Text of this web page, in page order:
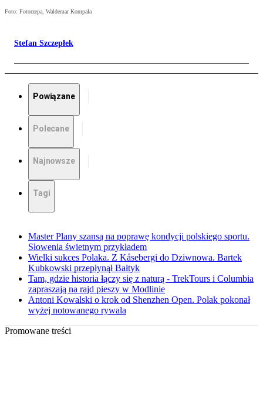
Foto: Fotorzepa, Waldemar Kompała
Stefan Szczepłek
Powiązane
Polecane
Najnowsze
Tagi
Master Plany szansą na poprawę kondycji polskiego sportu.
Słowenia świetnym przykładem
Wielki sukces Polaka. Z Kåsebergi do Dziwnowa. Bartek
Kubkowski przepłynął Bałtyk
Tam, gdzie historia łączy się z naturą - TrekTours i Columbia
zapraszają na rajd pieszy w Modlinie
Antoni Kowalski o krok od Shenzhen Open. Polak pokonał
wyżej notowanego rywala
Promowane treści